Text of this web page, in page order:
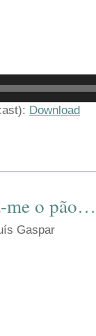
Download
me o
Gaspar